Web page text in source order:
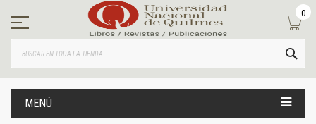
contenido
0
MENÚ